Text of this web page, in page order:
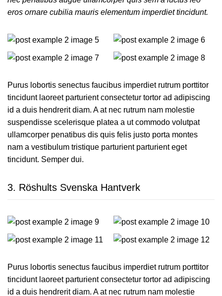
eros ornare cubilia mauris elementum imperdiet tincidunt.
Purus lobortis senectus faucibus imperdiet rutrum porttitor
tincidunt laoreet parturient consectetur tortor ad adipiscing
id a duis hendrerit diam. A at nec rutrum nam molestie
suspendisse scelerisque platea a ut commodo volutpat
ullamcorper penatibus dis quis felis justo porta montes
nam a vestibulum tristique parturient parturient eget
tincidunt. Semper dui.
3. Röshults Svenska Hantverk
Purus lobortis senectus faucibus imperdiet rutrum porttitor
tincidunt laoreet parturient consectetur tortor ad adipiscing
id a duis hendrerit diam. A at nec rutrum nam molestie